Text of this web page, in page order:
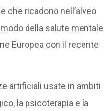
che ricadono nell’alveo
della salute mentale
Europea con il recente
artificiali usate in ambiti
la psicoterapia e la